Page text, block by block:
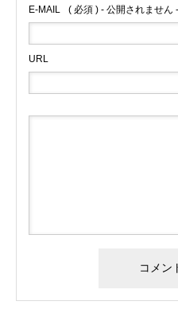
E-MAIL ( 必須 ) - 公開されません -
URL